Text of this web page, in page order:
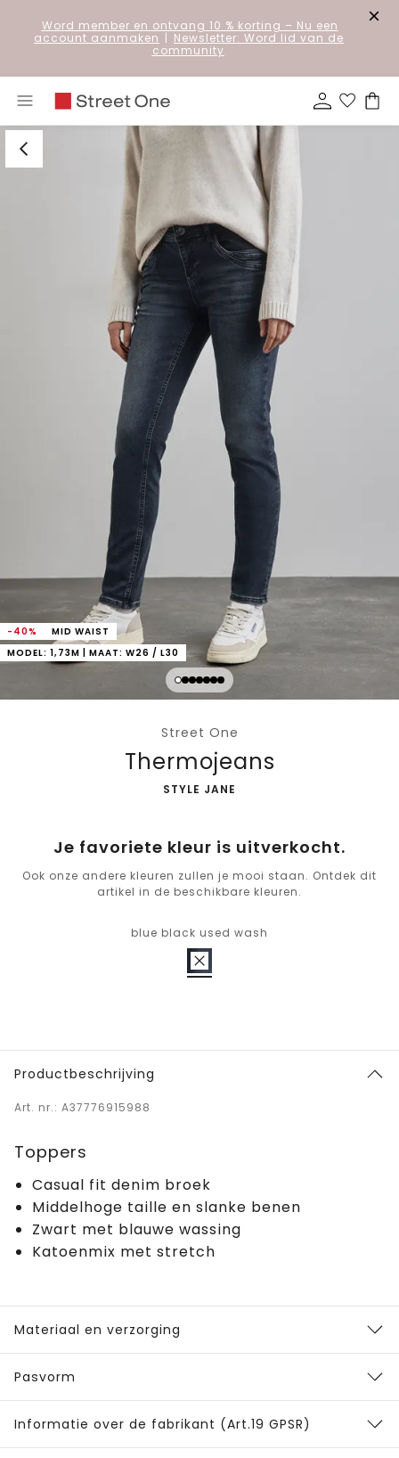
Word member en ontvang 10 % korting – Nu een
account aanmaken | Newsletter: Word lid van de
community
-40%
MID WAIST
MODEL: 1,73M | MAAT: W26 / L30
Street One
Thermojeans
-
STYLE JANE
Je favoriete kleur is uitverkocht.
Ook onze andere kleuren zullen je mooi staan. Ontdek dit
artikel in de beschikbare kleuren.
blue black used wash
Productbeschrijving
Art. nr.: A37776915988
Toppers
Casual fit denim broek
Middelhoge taille en slanke benen
Zwart met blauwe wassing
Katoenmix met stretch
Materiaal en verzorging
Pasvorm
Informatie over de fabrikant (Art.19 GPSR)